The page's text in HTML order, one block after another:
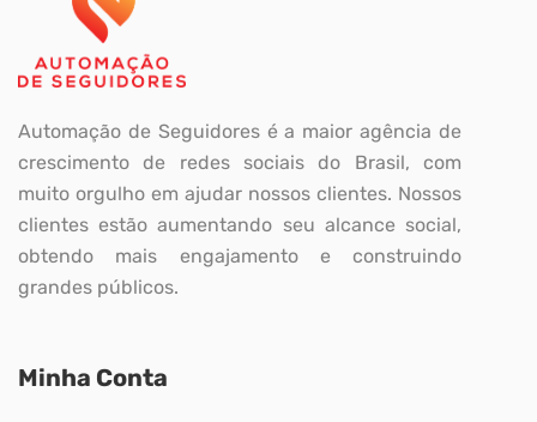
Automação de Seguidores é a maior agência de
crescimento de redes sociais do Brasil, com
muito orgulho em ajudar nossos clientes. Nossos
clientes estão aumentando seu alcance social,
obtendo mais engajamento e construindo
grandes públicos.
Minha Conta